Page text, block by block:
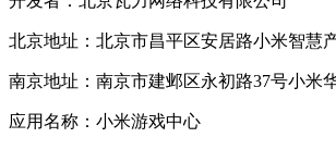
北京地址：北京市昌平区安居路小米智慧
南京地址：南京市建邺区永初路37号小米
应用名称：小米游戏中心